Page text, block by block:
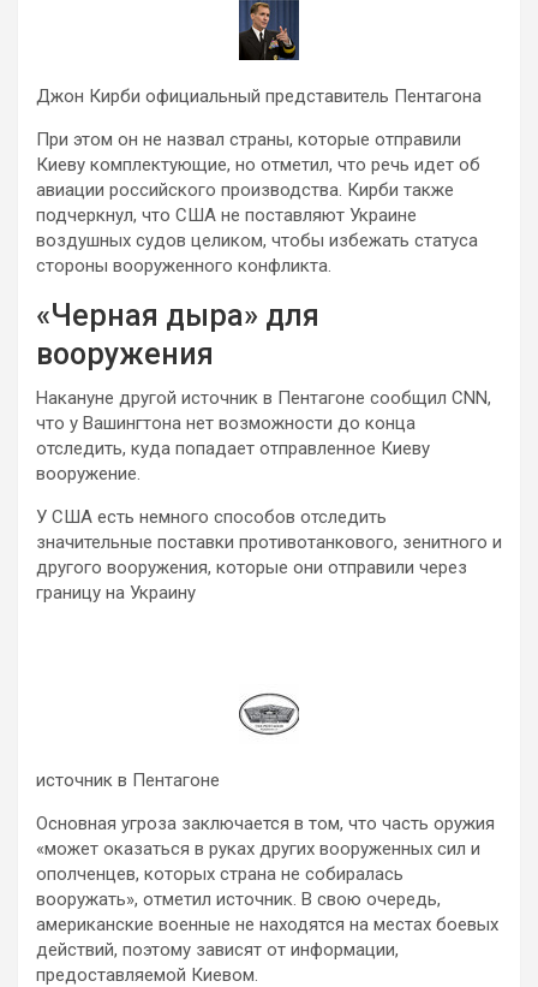
Джон Кирби официальный представитель Пентагона
При этом он не назвал страны, которые отправили
Киеву комплектующие, но отметил, что речь идет об
авиации российского производства. Кирби также
подчеркнул, что США не поставляют Украине
воздушных судов целиком, чтобы избежать статуса
стороны вооруженного конфликта.
«Черная дыра» для
вооружения
Накануне другой источник в Пентагоне сообщил CNN,
что у Вашингтона нет возможности до конца
отследить, куда попадает отправленное Киеву
вооружение.
У США есть немного способов отследить
значительные поставки противотанкового, зенитного и
другого вооружения, которые они отправили через
границу на Украину
источник в Пентагоне
Основная угроза заключается в том, что часть оружия
«может оказаться в руках других вооруженных сил и
ополченцев, которых страна не собиралась
вооружать», отметил источник. В свою очередь,
американские военные не находятся на местах боевых
действий, поэтому зависят от информации,
предоставляемой Киевом.